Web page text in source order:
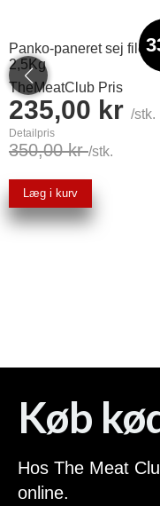
Panko-paneret sej filet
2,5Kg
TheMeatClub Pris
235,00 kr /stk.
Detailpris
350,00 kr/stk.
Læg i kurv
Køb
Hos The Meat
online.